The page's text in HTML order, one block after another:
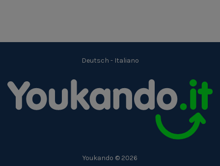
Deutsch - Italiano
Youkando © 2026